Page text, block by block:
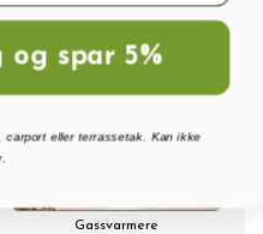
Gassvarmere
og spar 5%
carport eller terrassetak. Kan ikke